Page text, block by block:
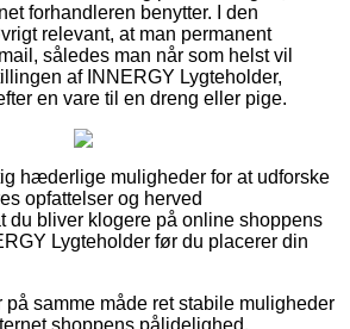
forhandleren benytter. I den
relevant, at man permanent
således man når som helst vil
af INNERGY Lygteholder,
en vare til en dreng eller pige.
hæderlige muligheder for at udforske
opfattelser og herved
du bliver klogere på online shoppens
Lygteholder før du placerer din
på samme måde ret stabile muligheder
shoppens pålidelighed.